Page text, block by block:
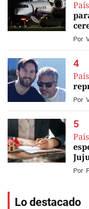
Por
Por
Por
Lo destacado